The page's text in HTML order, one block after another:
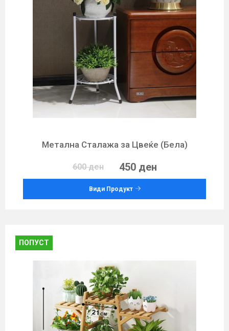
Метална Сталажa за Цвеќе (Бела)
600 ден 450 ден
Види Продукт
ПОПУСТ